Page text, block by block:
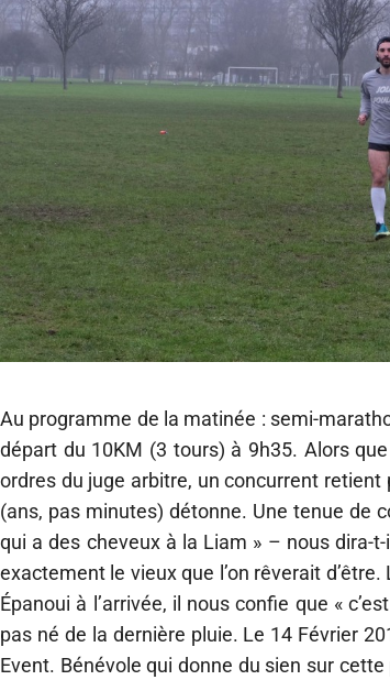
Au programme de la matinée : semi-
départ du 10KM (3 tours) à 9h35. Alors
ordres du juge arbitre, un concurrent
(ans, pas minutes) détonne. Une tenue de
qui a des cheveux à la Liam » – nous dira-
exactement le vieux que l’on rêverait
Épanoui à l’arrivée, il nous confie que «
pas né de la dernière pluie. Le 14 Février
Event. Bénévole qui donne du sien sur